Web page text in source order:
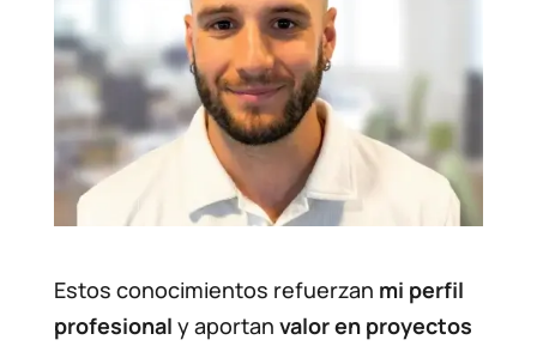
Estos conocimientos refuerzan mi perfil
profesional y aportan valor en proyectos